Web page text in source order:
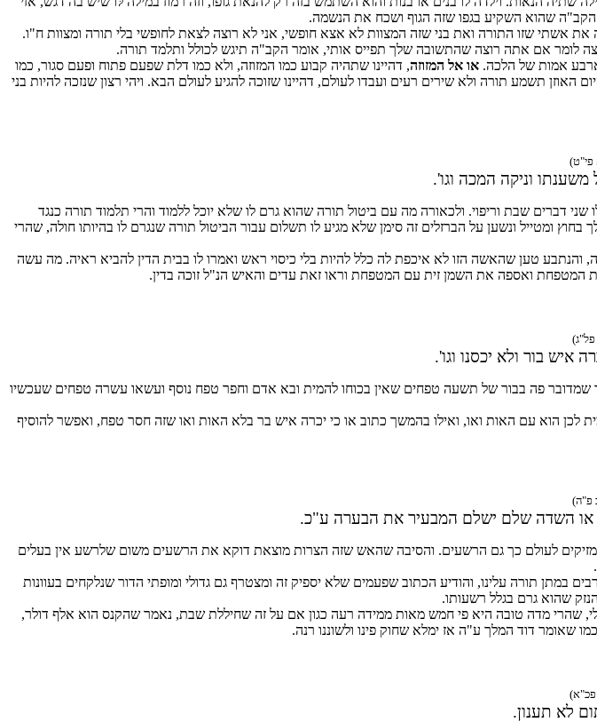
הקב"ה שהוא השקיע בגפו שזה הגוף ושכח את הנשמה.
אשתי שזו התורה ואת בני שזה המצוות לא אצא חופשי, אני לא רוצה לצאת לחופשי בלי תורה ומצוות ח"ו.
לומר אם אתה רוצה שהתשובה שלך תפייס אותי, אומר הקב"ה תיגש לכולל ותלמד תורה.
אמות של הלכה. או אל המזוזה, דהיינו שתהיה קבוע כמו המזוזה, ולא כמו דלת שפעם פתוח ופעם סגור, כמו
האוזן תשמע תורה ולא שירים רעים ועבדו לעולם, דהיינו שזוכה להגיע לעולם הבא. ויהי רצון שנזכה להיות בני
וניקה המכה וגו'.
שבת וריפוי. ולכאורה מה עם ביטול תורה שהוא גרם לו שלא יוכל ללמוד והרי תלמוד תורה כנגד
ומטייל ונשען על הברזלים זה סימן שלא מגיע לו תשלום עבור הביטול תורה שנגרם לו בהיותו חולה, שהרי
טען שהאשה הזו לא איכפת לה כלל להיות בלי כיסוי ראש ואמרו לו בבית הדין להביא ראיה. מה עשה
ואספה את השמן זית עם המטפחת וראו זאת עדים והאיש הנ"ל זוכה בדין.
איש בור ולא יכסנו וגו'.
פה בבור של תשעה טפחים שאין בכוחו להמית ובא אדם וחפר טפח נוסף ועשאו עשרה טפחים שעכשיו
לכן הוא עם האות ואו, ואילו בהמשך כתוב או כי יכרה איש בר בלא האות ואו שזה חסר טפח, ואפשר להוסיף
פ"ה)
או השדה שלם ישלם המבעיר את הבערה ע"כ.
לעולם כך גם הרשעים. והסיבה שהאש שזה הצרות מוצאת דוקא את הרשעים משום שלרשע אין בעלים
תורה עלינו, והודיע הכתוב שפעמים שלא יספיק זה ומצטרף גם גדולי ומופתי הדור שנלקחים בעוונות
שהוא גרם בגלל רשעותו.
שהרי מדה טובה היא פי חמש מאות ממידה רעה כגון אם על זה שחיללת שבת, נאמר שהקנס הוא אלף דולר,
לא תענון.